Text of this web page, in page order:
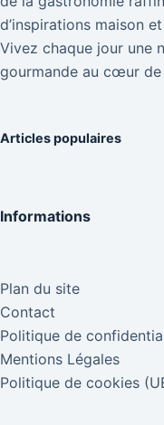
d’inspirations maison
Vivez chaque jour une
gourmande au cœur de
Articles populaires
Informations
Plan du site
Contact
Politique de
Mentions Légales
Politique de cookies